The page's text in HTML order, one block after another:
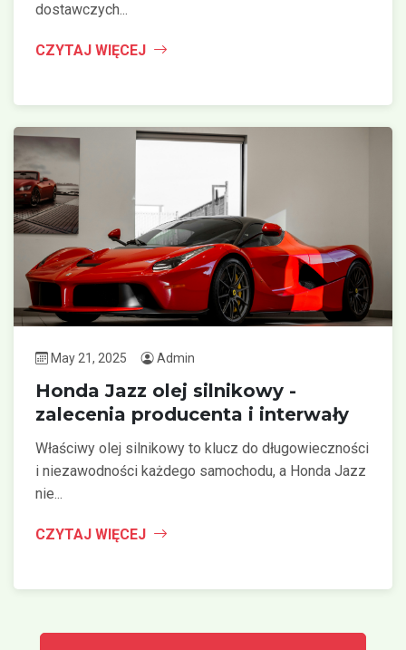
dostawczych...
CZYTAJ WIĘCEJ
May 21, 2025 Admin
Honda Jazz olej silnikowy -
zalecenia producenta i interwały
Właściwy olej silnikowy to klucz do długowieczności
i niezawodności każdego samochodu, a Honda Jazz
nie...
CZYTAJ WIĘCEJ